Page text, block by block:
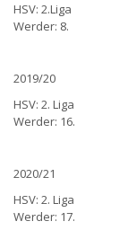
HSV: 2.Liga
Werder: 8.
2019/20
HSV: 2. Liga
Werder: 16.
2020/21
HSV: 2. Liga
Werder: 17.